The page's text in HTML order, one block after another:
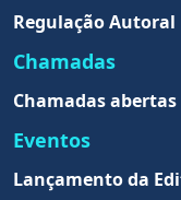
Regulação Autoral
Chamadas
Chamadas abertas
Eventos
Lançamento da